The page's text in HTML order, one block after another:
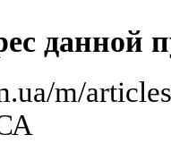
данной
m/